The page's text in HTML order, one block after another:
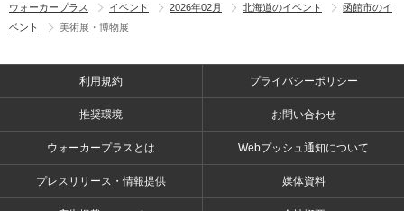
ウォーカープラス イベント 2026年02月 北海道のイベント
函館市のイ
ベント
美術展・博物展
利用規約 プライバシーポリシー
推奨環境 お問い合わせ
ウォーカープラスとは Webプッシュ通知について
プレスリリース・情報提供 媒体資料